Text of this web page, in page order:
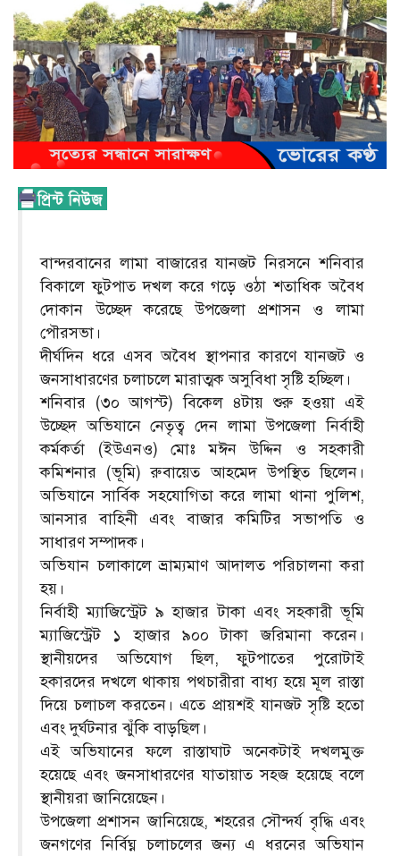
বান্দরবানের লামা বাজারের যানজট নিরসনে শনিবার
বিকালে ফুটপাত দখল করে গড়ে ওঠা শতাধিক অবৈধ
দোকান উচ্ছেদ করেছে উপজেলা প্রশাসন ও লামা
পৌরসভা।
দীর্ঘদিন ধরে এসব অবৈধ স্থাপনার কারণে যানজট ও
জনসাধারণের চলাচলে মারাত্মক অসুবিধা সৃষ্টি হচ্ছিল।
শনিবার (৩০ আগস্ট) বিকেল ৪টায় শুরু হওয়া এই
উচ্ছেদ অভিযানে নেতৃত্ব দেন লামা উপজেলা নির্বাহী
কর্মকর্তা (ইউএনও) মোঃ মঈন উদ্দিন ও সহকারী
কমিশনার (ভূমি) রুবায়েত আহমেদ উপস্থিত ছিলেন।
অভিযানে সার্বিক সহযোগিতা করে লামা থানা পুলিশ,
আনসার বাহিনী এবং বাজার কমিটির সভাপতি ও
সাধারণ সম্পাদক।
অভিযান চলাকালে ভ্রাম্যমাণ আদালত পরিচালনা করা
হয়।
নির্বাহী ম্যাজিস্ট্রেট ৯ হাজার টাকা এবং সহকারী ভূমি
ম্যাজিস্ট্রেট ১ হাজার ৯০০ টাকা জরিমানা করেন।
স্থানীয়দের অভিযোগ ছিল, ফুটপাতের পুরোটাই
হকারদের দখলে থাকায় পথচারীরা বাধ্য হয়ে মূল রাস্তা
দিয়ে চলাচল করতেন। এতে প্রায়শই যানজট সৃষ্টি হতো
এবং দুর্ঘটনার ঝুঁকি বাড়ছিল।
এই অভিযানের ফলে রাস্তাঘাট অনেকটাই দখলমুক্ত
হয়েছে এবং জনসাধারণের যাতায়াত সহজ হয়েছে বলে
স্থানীয়রা জানিয়েছেন।
উপজেলা প্রশাসন জানিয়েছে, শহরের সৌন্দর্য বৃদ্ধি এবং
জনগণের নির্বিঘ্ন চলাচলের জন্য এ ধরনের অভিযান